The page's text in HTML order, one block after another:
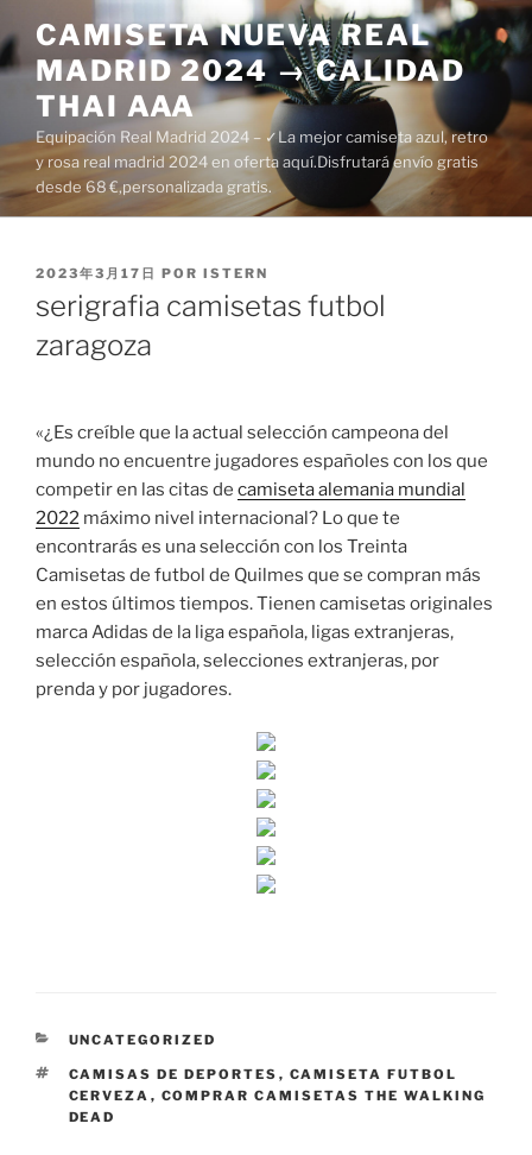
al
contenido
CAMISETA NUEVA REAL
MADRID 2024 → CALIDAD
THAI AAA
Equipación Real Madrid 2024 – ✓La mejor camiseta azul, retro
y rosa real madrid 2024 en oferta aquí.Disfrutará envío gratis
desde 68 €,personalizada gratis.
PUBLICADO
2023年3月17日 POR ISTERN
serigrafia camisetas futbol
zaragoza
«¿Es creíble que la actual selección campeona del
mundo no encuentre jugadores españoles con los que
competir en las citas de camiseta alemania mundial
2022 máximo nivel internacional? Lo que te
encontrarás es una selección con los Treinta
Camisetas de futbol de Quilmes que se compran más
en estos últimos tiempos. Tienen camisetas originales
marca Adidas de la liga española, ligas extranjeras,
selección española, selecciones extranjeras, por
prenda y por jugadores.
CATEGORÍAS
UNCATEGORIZED
ETIQUETAS
CAMISAS DE DEPORTES , CAMISETA FUTBOL
CERVEZA , COMPRAR CAMISETAS THE WALKING
DEAD